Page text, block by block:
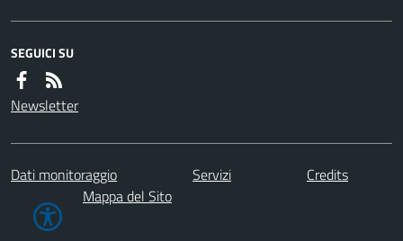
SEGUICI SU
Newsletter
Dati monitoraggio Servizi
Credits
Mappa del Sito